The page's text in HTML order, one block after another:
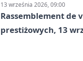
13 września 2026, 09:00
Rassemblement de
prestiżowych, 13